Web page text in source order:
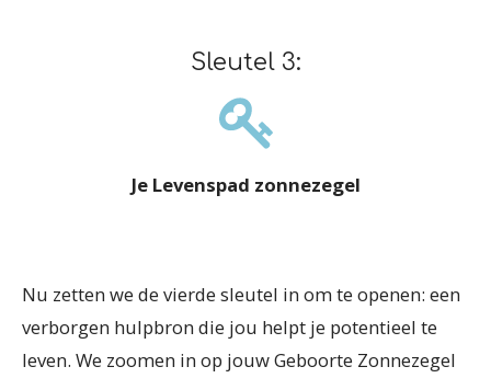
Sleutel 3:
Je Levenspad zonnezegel
Nu zetten we de vierde sleutel in om te openen: een
verborgen hulpbron die jou helpt je potentieel te
leven. We zoomen in op jouw Geboorte Zonnezegel